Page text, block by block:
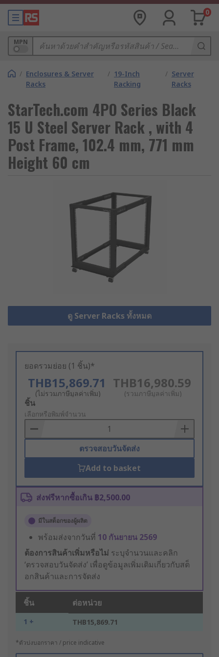
0
MPN
/ Enclosures & Server
Racks
/ 19-Inch
Racking
/ Server
Racks
StarTech.com 4PO Series Black
15 U Steel Server Rack , with 4
Post Frame, 102.4 mm, 771 mm
Height 60 cm
ดู Server Racks ทั้งหมด
ยอดรวมย่อย (1 ชิ้น)*
THB15,869.71
(ไม่รวมภาษีมูลค่าเพิ่ม)
THB16,980.59
(รวมภาษีมูลค่าเพิ่ม)
Add
to
Basket
ชิ้น
เลือกหรือพิมพ์จำนวน
ตรวจสอบวันจัดส่ง
Add to basket
ส่งฟรีหากซื้อเกิน ฿2,500.00
มีในสต็อกของผู้ผลิต
พร้อมส่งจากวันที่ 10 กันยายน 2569
ต้องการสินค้าเพิ่มหรือไม่ ระบุจำนวนและคลิก
‘ตรวจสอบวันจัดส่ง’ เพื่อดูข้อมูลเพิ่มเติมเกี่ยวกับสต็
อกสินค้าและการจัดส่ง
ชิ้น ต่อหน่วย
1 + THB15,869.71
*ตัวบ่งบอกราคา / price indicative